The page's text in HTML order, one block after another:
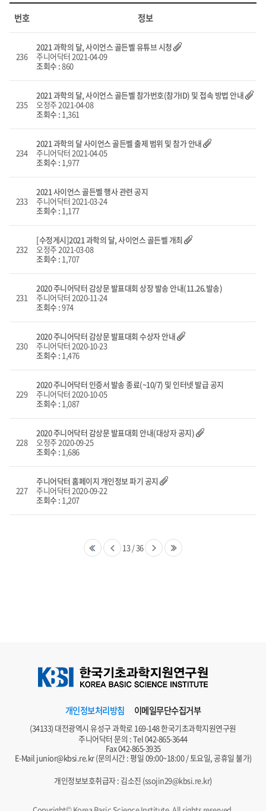
상담
리스트
화면
번호 정보
236
2021 과학의 달, 사이언스 골든벨 유튜브 시청
주니어닥터 2021-04-09
조회수 :860
235
2021 과학의 달, 사이언스 골든벨 참가번호(참가ID) 및 접속 방법 안내
오정주2021-04-08
조회수 : 1,361
234
2021 과학의 달 사이언스 골든벨 출제 범위 및 참가 안내
주니어닥터 2021-04-05
조회수 : 1,977
233
2021 사이언스 골든벨 행사 관련 공지
주니어닥터 2021-03-24
조회수 : 1,177
232
[수정게시]2021 과학의 달, 사이언스 골든벨 개최
오정주2021-03-08
조회수 : 1,707
231
2020 주니어닥터 감상문 발표대회 상장 발송 안내(11.26.발송)
주니어닥터 2020-11-24
조회수 :974
230
2020 주니어닥터 감상문 발표대회 수상자 안내
주니어닥터 2020-10-23
조회수 : 1,476
229
2020 주니어닥터 인증서 발송 종료(~10/7) 및 인터넷 발급 공지
주니어닥터 2020-10-05
조회수 : 1,087
228
2020 주니어닥터 감상문 발표대회 안내(대상자 공지)
오정주2020-09-25
조회수 : 1,686
227
주니어닥터 홈페이지 개인정보 파기 공지
주니어닥터 2020-09-22
조회수 : 1,207
13/36
개인정보처리방침 이메일무단수집거부
(34133) 대전광역시 유성구 과학로 169-148 한국기초과학지원연구원
주니어닥터 문의 : Tel042-865-3644
Fax 042-865-3935
E-Mail junior@kbsi.re.kr(문의시간 : 평일 09:00~18:00 / 토요일, 공휴일 불가)
개인정보보호취급자 : 김소진 (ssojin29@kbsi.re.kr)